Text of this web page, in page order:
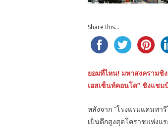
Share this...
ยอมที่ไหน! มหาสงครามชิ
เอสเซ็นท์คอนโด” ชิงแชม
หลังจาก “โรงแรมแคนทา
เป็นตึกสูงสุดโคราชแห่งแ